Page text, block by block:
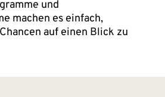
und
machen es einfach,
auf einen Blick zu